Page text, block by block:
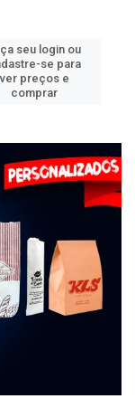
seu login ou
se para
ver preços e
comprar